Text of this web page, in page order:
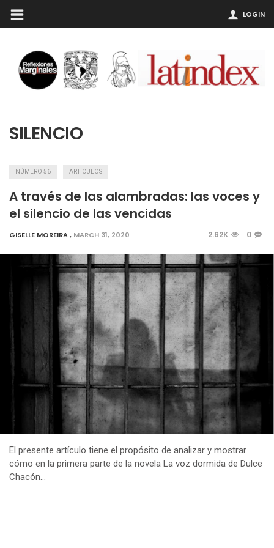
LOGIN
SILENCIO
NÚMERO 56 ARTÍCULOS
A través de las alambradas: las voces y
el silencio de las vencidas
GISELLE MOREIRA, MARCH 31, 2020 2.62K 0
El presente artículo tiene el propósito de analizar y mostrar
cómo en la primera parte de la novela La voz dormida de Dulce
Chacón…